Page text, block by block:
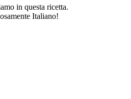
in questa ricetta.
Italiano!